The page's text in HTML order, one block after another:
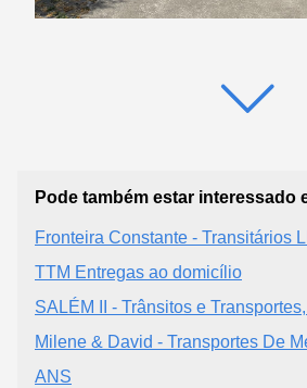
Pode também estar interessado
Fronteira Constante - Transitários
TTM Entregas ao domicílio
SALÉM II - Trânsitos e
Milene & David - Transportes De
ANS